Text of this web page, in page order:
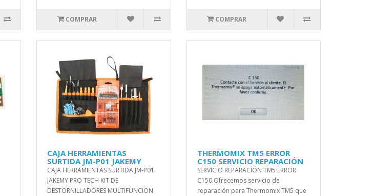
COMPRAR COMPRAR
CAJA HERRAMIENTAS
SURTIDA JM-P01 JAKEMY
CAJA HERRAMIENTAS SURTIDA JM-P01
JAKEMY PRO TECH KIT DE
DESTORNILLADORES MULTIFUNCION
THERMOMIX TM5 ERROR
C150 SERVICIO REPARACIÓN
SERVICIO REPARACIÓN TM5 ERROR
C150.Ofrecemos servicio de
reparación para Thermomix TM5 que